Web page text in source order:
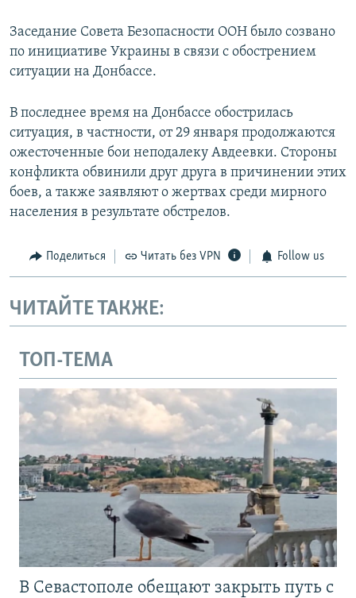
Заседание Совета Безопасности ООН было созвано
по инициативе Украины в связи с обострением
ситуации на Донбассе.
В последнее время на Донбассе обострилась
ситуация, в частности, от 29 января продолжаются
ожесточенные бои неподалеку Авдеевки. Стороны
конфликта обвинили друг друга в причинении этих
боев, а также заявляют о жертвах среди мирного
населения в результате обстрелов.
Поделиться Читать без VPN Follow us
ЧИТАЙТЕ ТАКЖЕ:
ТОП-ТЕМА
В Севастополе обещают закрыть путь с